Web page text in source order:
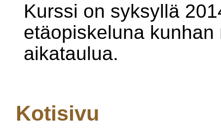
Kurssi on syksyllä
etäopiskeluna
aikataulua.
Kotisivu